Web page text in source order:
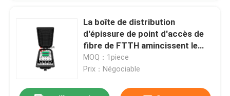
La boîte de distribution
d'épissure de point d'accès de
fibre de FTTH amincissent le
port 16 pour le diviseur de 1X8
1X16
MOQ：1piece
Prix：Négociable